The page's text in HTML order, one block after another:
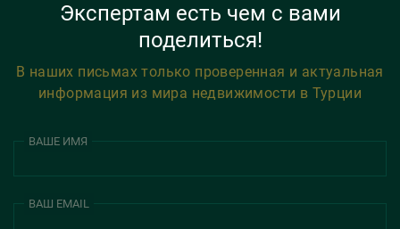
Экспертам есть чем с вами
поделиться!
В наших письмах только проверенная и актуальная
информация из мира недвижимости в Турции
ВАШЕ ИМЯ
ВАШ EMAIL